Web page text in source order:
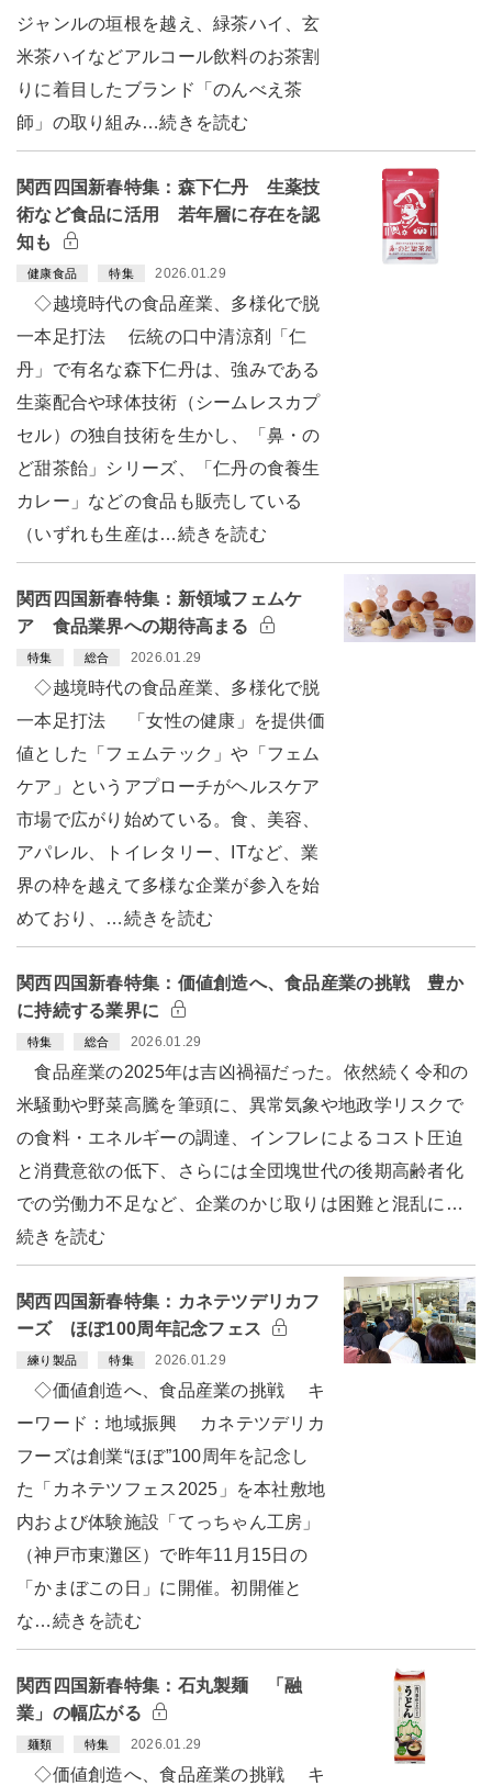
ジャンルの垣根を越え、緑茶ハイ、玄
米茶ハイなどアルコール飲料のお茶割
りに着目したブランド「のんべえ茶
師」の取り組み…続きを読む
関西四国新春特集：森下仁丹 生薬技
術など食品に活用 若年層に存在を認
知も
健康食品 特集 2026.01.29
◇越境時代の食品産業、多様化で脱
一本足打法 伝統の口中清涼剤「仁
丹」で有名な森下仁丹は、強みである
生薬配合や球体技術（シームレスカプ
セル）の独自技術を生かし、「鼻・の
ど甜茶飴」シリーズ、「仁丹の食養生
カレー」などの食品も販売している
（いずれも生産は…続きを読む
関西四国新春特集：新領域フェムケ
ア 食品業界への期待高まる
特集 総合 2026.01.29
◇越境時代の食品産業、多様化で脱
一本足打法 「女性の健康」を提供価
値とした「フェムテック」や「フェム
ケア」というアプローチがヘルスケア
市場で広がり始めている。食、美容、
アパレル、トイレタリー、ITなど、業
界の枠を越えて多様な企業が参入を始
めており、…続きを読む
関西四国新春特集：価値創造へ、食品産業の挑戦 豊か
に持続する業界に
特集 総合 2026.01.29
食品産業の2025年は吉凶禍福だった。依然続く令和の
米騒動や野菜高騰を筆頭に、異常気象や地政学リスクで
の食料・エネルギーの調達、インフレによるコスト圧迫
と消費意欲の低下、さらには全団塊世代の後期高齢者化
での労働力不足など、企業のかじ取りは困難と混乱に…
続きを読む
関西四国新春特集：カネテツデリカフ
ーズ ほぼ100周年記念フェス
練り製品 特集 2026.01.29
◇価値創造へ、食品産業の挑戦 キ
ーワード：地域振興 カネテツデリカ
フーズは創業“ほぼ”100周年を記念し
た「カネテツフェス2025」を本社敷地
内および体験施設「てっちゃん工房」
（神戸市東灘区）で昨年11月15日の
「かまぼこの日」に開催。初開催と
な…続きを読む
関西四国新春特集：石丸製麺 「融
業」の幅広がる
麺類 特集 2026.01.29
◇価値創造へ、食品産業の挑戦 キ